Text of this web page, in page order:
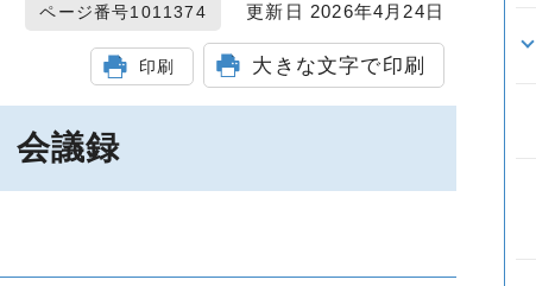
ページ番号1011374 更新日 2026年4月24日
印刷 大きな文字で印刷
会議録